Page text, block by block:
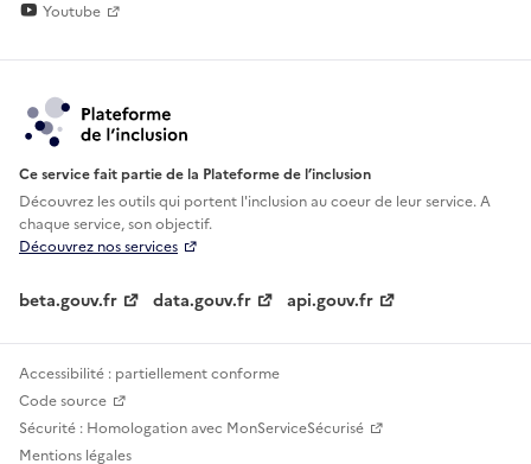
Youtube
Ce service fait partie de la Plateforme de l’inclusion
Découvrez les outils qui portent l'inclusion aucoeur de leur service. A
chaque service, son objectif.
Découvrez nos services
beta.gouv.fr data.gouv.fr api.gouv.fr
Accessibilité : partiellement conforme
Code source
Sécurité : Homologation avec MonServiceSécurisé
Mentions légales